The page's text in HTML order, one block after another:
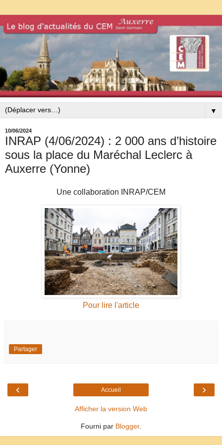
▼
10/06/2024
INRAP (4/06/2024) : 2 000 ans d’histoire
sous la place du Maréchal Leclerc à
Auxerre (Yonne)
Une collaboration INRAP/CEM
Pour lire l'article
Partager
‹ ›
Accueil
Afficher la version Web
Fourni par Blogger.